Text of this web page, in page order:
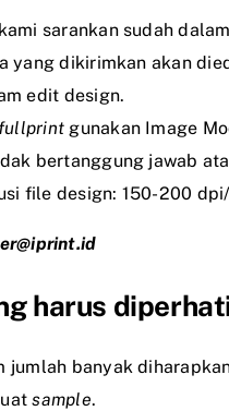
sarankan sudah
yang dikirimkan akan
edit design.
fullprint gunakan Image
bertanggung jawab
file design: 150-200
harus
jumlah banyak
sample.